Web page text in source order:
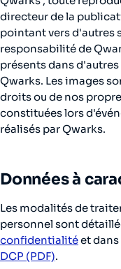
directeur de la
pointant vers d'autres
responsabilité de
présents dans
Qwarks. Les images
droits ou de nos
constituées lors
réalisés par Qwarks.
Données à
Les modalités de
personnel sont
confidentialitéet dans
DCP (PDF).